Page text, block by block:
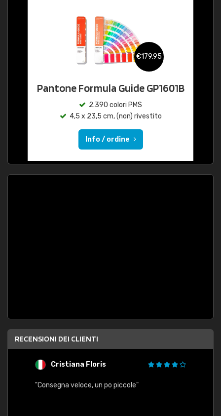
€179,95
Pantone Formula Guide GP1601B
2.390 colori PMS
4,5 x 23,5 cm, (non) rivestito
Info / ordine
RECENSIONI DEI CLIENTI
Cristiana Floris
"Consegna veloce, un po piccole"